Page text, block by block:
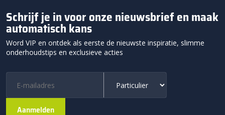
Schrijf je in voor onze nieuwsbrief en maak
automatisch kans
Word VIP en ontdek als eerste de nieuwste inspiratie, slimme
onderhoudstips en exclusieve acties